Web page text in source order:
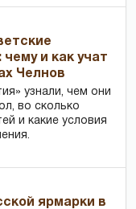
чему и как учат
Челнов
узнали, чем они
во сколько
и какие условия
ярмарки в